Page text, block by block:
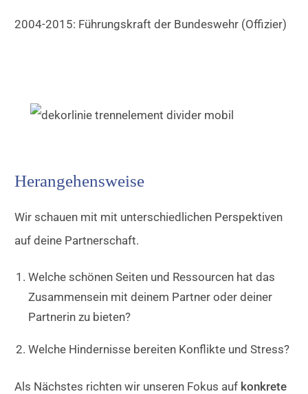
2004-2015: Führungskraft der Bundeswehr (Offizier)
Herangehensweise
Wir schauen mit mit unterschiedlichen Perspektiven
auf deine Partnerschaft.
Welche schönen Seiten und Ressourcen hat das
Zusammensein mit deinem Partner oder deiner
Partnerin zu bieten?
Welche Hindernisse bereiten Konflikte und Stress?
Als Nächstes richten wir unseren Fokus auf konkrete